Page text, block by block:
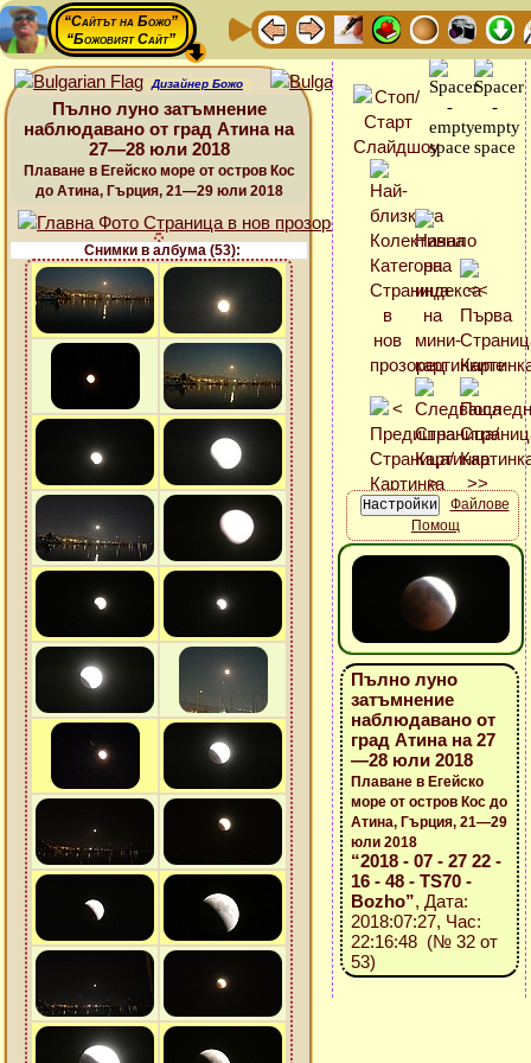
“Сайтът на Божо”
“Божовият Сайт”
Дизайнер Божо
Пълно луно затъмнение
наблюдавано от град Атина на
27—28 юли 2018
Плаване в Егейско море от остров Кос
до Атина, Гърция, 21—29 юли 2018
Снимки в албума (53):
Файлове
Помощ
Пълно луно
затъмнение
наблюдавано от
град Атина на 27
—28 юли 2018
Плаване в Егейско
море от остров Кос до
Атина, Гърция, 21—29
юли 2018
“2018 - 07 - 27 22 -
16 - 48 - TS70 -
Bozho”, Дата:
2018:07:27, Час:
22:16:48 (№ 32 от
53)